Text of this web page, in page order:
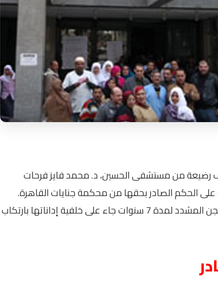
من مستشفى الحسين، د. محمد فايز فرحات
الحكم الصادر بحقها من محكمة جنايات القاهرة.
الحكم الذي يقضي بمعاقبتها بالسجن المشدد لمدة 7 سنوات جاء على خلفية إداناتها بارتكاب